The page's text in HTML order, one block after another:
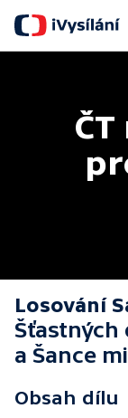
Losování
Šťastných
a Šance
Obsah dílu